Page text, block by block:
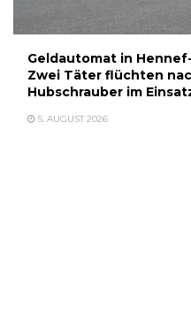
Geldautomat in
Zwei Täter flüchten
Hubschrauber im
5. AUGUST 2026